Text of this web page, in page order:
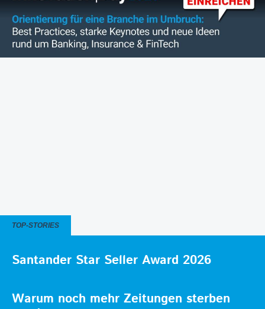
TOP-STORIES
Santander Star Seller Award 2026
Warum noch mehr Zeitungen sterben